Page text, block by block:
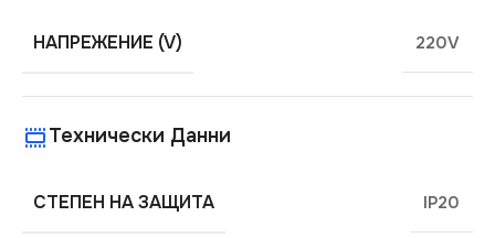
НАПРЕЖЕНИЕ (V) 220V
Технически Данни
СТЕПЕН НА ЗАЩИТА IP20